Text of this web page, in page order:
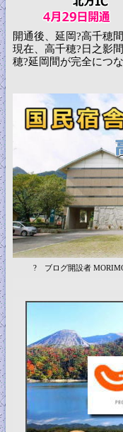
開通後、延岡?高千穂
現在、高千穂?日之影
穂?延岡間が完全につ
? ブログ開設者